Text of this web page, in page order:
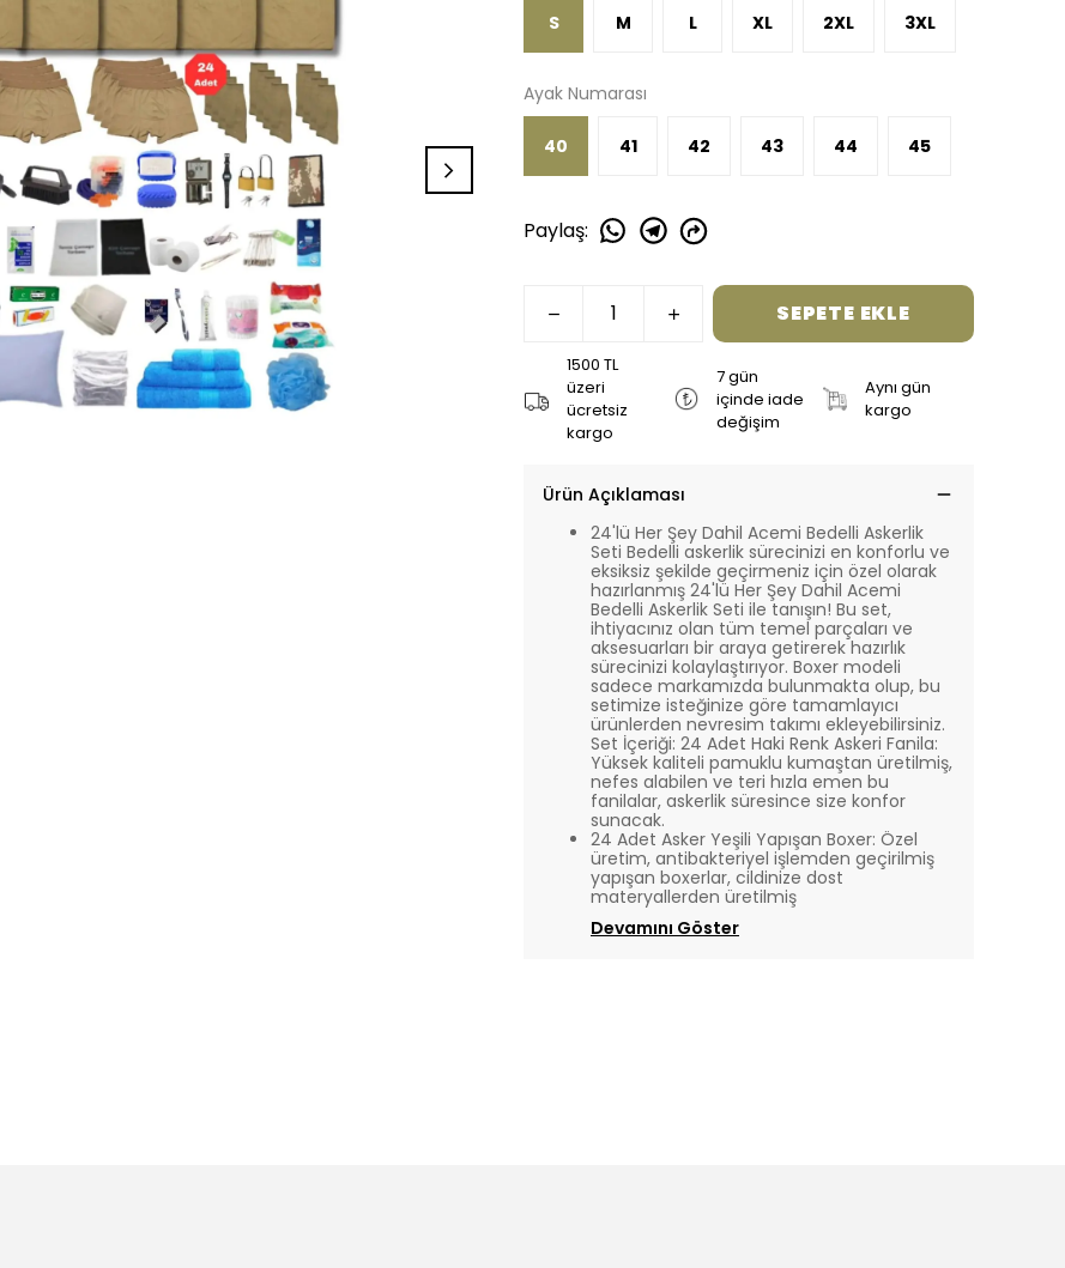
S M L XL 2XL 3XL
Ayak Numarası
40 41 42 43 44 45
Paylaş:
SEPETE EKLE
1500 TL
üzeri
ücretsiz
kargo
7 gün
içinde iade
değişim
Aynı gün
kargo
Ürün Açıklaması
24'lü Her Şey Dahil Acemi Bedelli Askerlik
Seti Bedelli askerlik sürecinizi en konforlu ve
eksiksiz şekilde geçirmeniz için özel olarak
hazırlanmış 24'lü Her Şey Dahil Acemi
Bedelli Askerlik Seti ile tanışın! Bu set,
ihtiyacınız olan tüm temel parçaları ve
aksesuarları bir araya getirerek hazırlık
sürecinizi kolaylaştırıyor. Boxer modeli
sadece markamızda bulunmakta olup, bu
setimize isteğinize göre tamamlayıcı
ürünlerden nevresim takımı ekleyebilirsiniz.
Set İçeriği: 24 Adet Haki Renk Askeri Fanila:
Yüksek kaliteli pamuklu kumaştan üretilmiş,
nefes alabilen ve teri hızla emen bu
fanilalar, askerlik süresince size konfor
sunacak.
24 Adet Asker Yeşili Yapışan Boxer: Özel
üretim, antibakteriyel işlemden geçirilmiş
yapışan boxerlar, cildinize dost
materyallerden üretilmiş
Devamını Göster